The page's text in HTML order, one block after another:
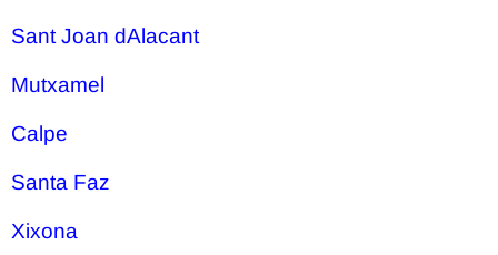
Sant Joan dAlacant
Mutxamel
Calpe
Santa Faz
Xixona